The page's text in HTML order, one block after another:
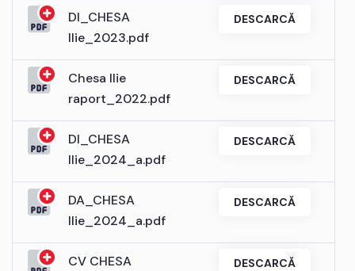
DI_CHESA
Ilie_2023.pdf
DESCARCĂ
Chesa Ilie
raport_2022.pdf
DESCARCĂ
DI_CHESA
Ilie_2024_a.pdf
DESCARCĂ
DA_CHESA
Ilie_2024_a.pdf
DESCARCĂ
CV CHESA
DESCARCĂ